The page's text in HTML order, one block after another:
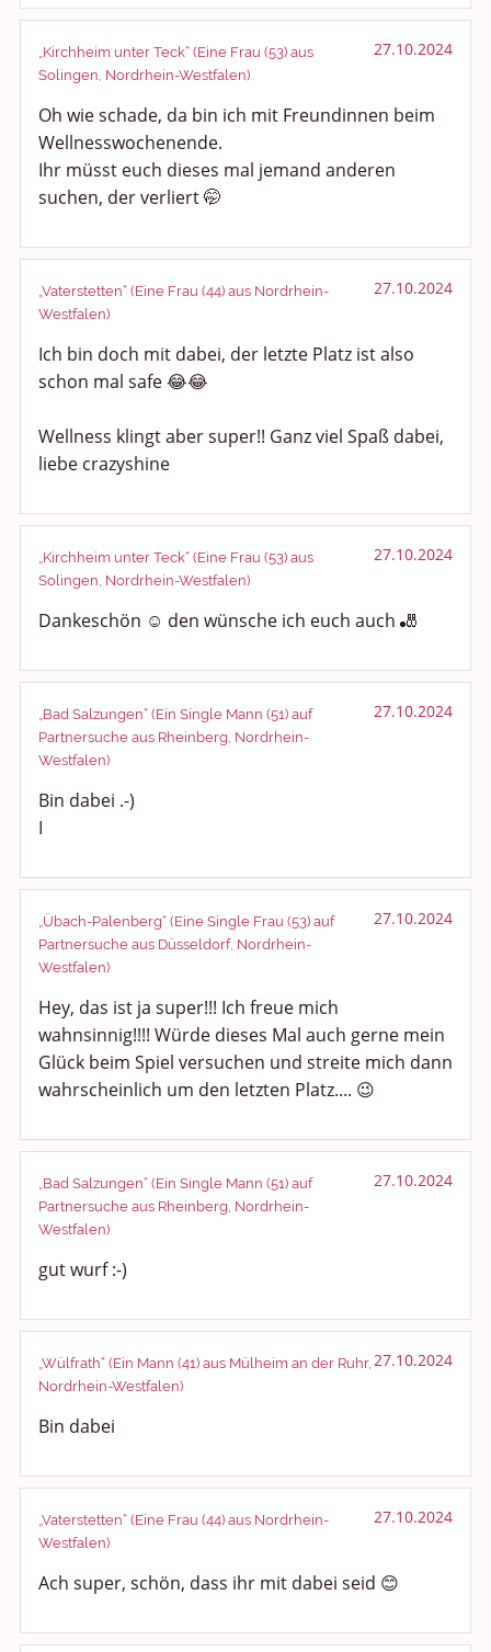
„Kirchheim unter Teck“ (Eine Frau (53) aus
Solingen, Nordrhein-Westfalen)
27.10.2024
Oh wie schade, da bin ich mit Freundinnen beim
Wellnesswochenende.
Ihr müsst euch dieses mal jemand anderen
suchen, der verliert 🤭
„Vaterstetten“ (Eine Frau (44) aus Nordrhein-
Westfalen)
27.10.2024
Ich bin doch mit dabei, der letzte Platz ist also
schon mal safe 😂😂
Wellness klingt aber super!! Ganz viel Spaß dabei,
liebe crazyshine
„Kirchheim unter Teck“ (Eine Frau (53) aus
Solingen, Nordrhein-Westfalen)
27.10.2024
Dankeschön ☺️ den wünsche ich euch auch 🎳
„Bad Salzungen“ (Ein Single Mann (51) auf
Partnersuche aus Rheinberg, Nordrhein-
Westfalen)
27.10.2024
Bin dabei .-)
I
„Übach-Palenberg“ (Eine Single Frau (53) auf
Partnersuche aus Düsseldorf, Nordrhein-
Westfalen)
27.10.2024
Hey, das ist ja super!!! Ich freue mich
wahnsinnig!!!! Würde dieses Mal auch gerne mein
Glück beim Spiel versuchen und streite mich dann
wahrscheinlich um den letzten Platz.... 😉
„Bad Salzungen“ (Ein Single Mann (51) auf
Partnersuche aus Rheinberg, Nordrhein-
Westfalen)
27.10.2024
gut wurf :-)
„Wülfrath“ (Ein Mann (41) aus Mülheim an der Ruhr,
Nordrhein-Westfalen)
27.10.2024
Bin dabei
„Vaterstetten“ (Eine Frau (44) aus Nordrhein-
Westfalen)
27.10.2024
Ach super, schön, dass ihr mit dabei seid 😊